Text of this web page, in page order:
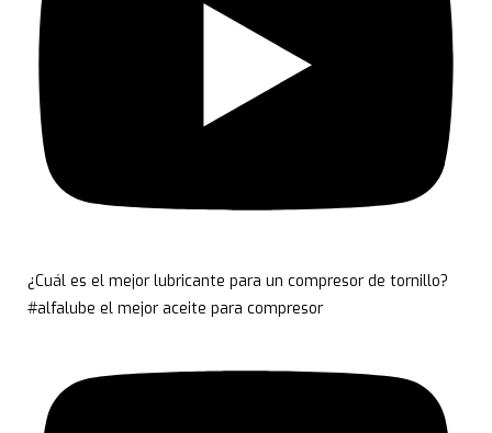
¿Cuál es el mejor lubricante para un compresor de tornillo?
#alfalube el mejor aceite para compresor